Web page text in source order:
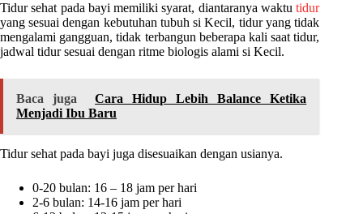
Tidur sehat pada bayi memiliki syarat, diantaranya waktutidur
yang sesuai dengan kebutuhan tubuh si Kecil, tidur yang tidak
mengalami gangguan, tidak terbangun beberapa kali saat tidur,
jadwal tidur sesuai dengan ritme biologis alami si Kecil.
Baca juga
Cara Hidup Lebih Balance Ketika
Menjadi Ibu Baru
Tidur sehat pada bayi juga disesuaikan dengan usianya.
0-20 bulan: 16 – 18 jam per hari
2-6 bulan: 14-16 jam per hari